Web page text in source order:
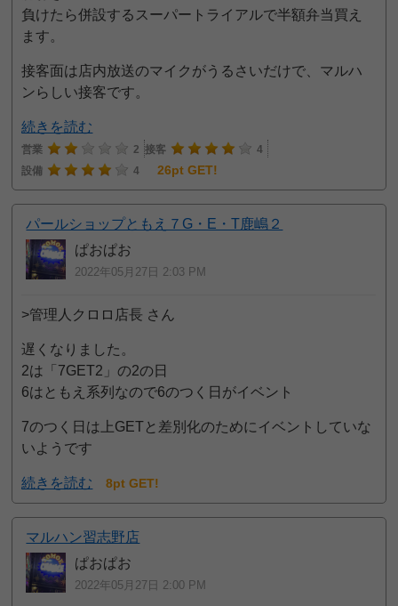
負けたら併設するスーパートライアルで半額弁当買え
ます。
接客面は店内放送のマイクがうるさいだけで、マルハ
ンらしい接客です。
続きを読む
営業 2 接客
4
設備
4 26pt GET!
パールショップともえ７G・E・T鹿嶋２
ぱおぱお
2022年05月27日 2:03 PM
>管理人クロロ店長 さん
遅くなりました。
2は「7GET2」の2の日
6はともえ系列なので6のつく日がイベント
7のつく日は上GETと差別化のためにイベントしていな
いようです
続きを読む 8pt GET!
マルハン習志野店
ぱおぱお
2022年05月27日 2:00 PM